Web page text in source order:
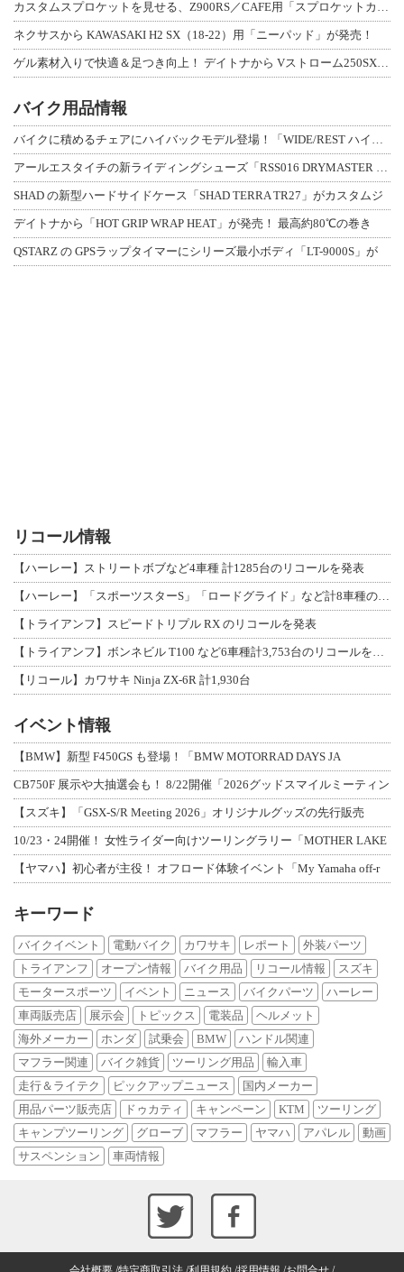
ネクサスから KAWASAKI H2 SX（18-22）用「ニーパッド」が発売！
バイク用品情報
SHAD の新型ハードサイドケース「SHAD TERRA TR27」がカスタムジ
デイトナから「HOT GRIP WRAP HEAT」が発売！ 最高約80℃の巻き
QSTARZ の GPSラップタイマーにシリーズ最小ボディ「LT-9000S」が
リコール情報
【ハーレー】ストリートボブなど4車種 計1285台のリコールを発表
【トライアンフ】スピードトリプル RX のリコールを発表
【リコール】カワサキ Ninja ZX-6R 計1,930台
イベント情報
【BMW】新型 F450GS も登場！「BMW MOTORRAD DAYS JA
CB750F 展示や大抽選会も！ 8/22開催「2026グッドスマイルミーティン
【スズキ】「GSX-S/R Meeting 2026」オリジナルグッズの先行販売
10/23・24開催！ 女性ライダー向けツーリングラリー「MOTHER LAKE
【ヤマハ】初心者が主役！ オフロード体験イベント「My Yamaha off-r
キーワード
バイクイベント 電動バイク カワサキ レポート
外装パーツ
トライアンフ
オープン情報 バイク用品 リコール情報
スズキ
モータースポーツ
イベント ニュース バイクパーツ
ハーレー
車両販売店
展示会 トピックス 電装品
ヘルメット
海外メーカー
ホンダ 試乗会 BMW
ハンドル関連
マフラー関連
バイク雑貨 ツーリング用品
輸入車
走行＆ライテク
ピックアップニュース
国内メーカー
用品パーツ販売店
ドゥカティ キャンペーン KTM
ツーリング
キャンプツーリング
グローブ マフラー ヤマハ アパレル
動画
サスペンション
車両情報